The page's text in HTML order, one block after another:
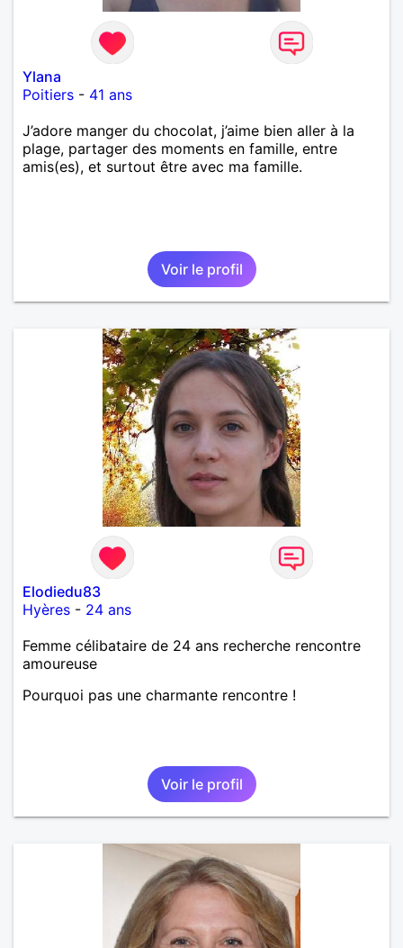
Ylana
Poitiers - 41 ans
J’adore manger du chocolat, j’aime bien aller à la
plage, partager des moments en famille, entre
amis(es), et surtout être avec ma famille.
Voir le profil
Elodiedu83
Hyères - 24 ans
Femme célibataire de 24 ans recherche rencontre
amoureuse
Pourquoi pas une charmante rencontre !
Voir le profil